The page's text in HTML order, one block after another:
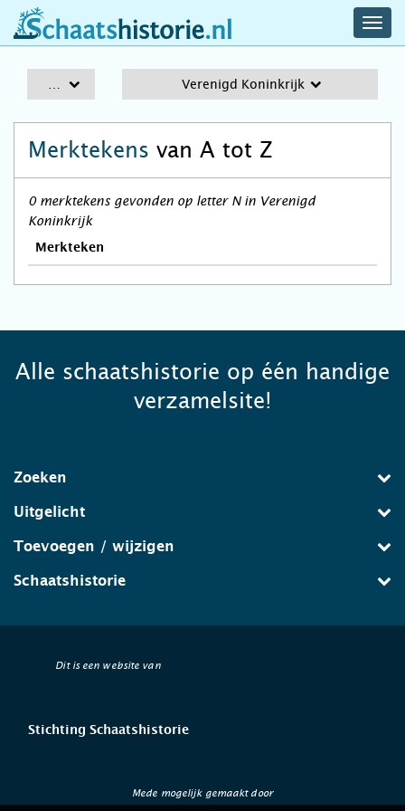
schaatshistorie.nl
Verenigd Koninkrijk
Merktekens van A tot Z
0 merktekens gevonden op letter N in Verenigd
Koninkrijk
Merkteken
Alle schaatshistorie op één handige
verzamelsite!
Zoeken
Uitgelicht
Toevoegen / wijzigen
Schaatshistorie
Dit is een website van
Stichting Schaatshistorie
Mede mogelijk gemaakt door